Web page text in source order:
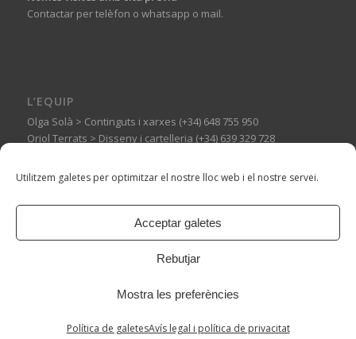
Utilitzem galetes per optimitzar el nostre lloc web i el nostre servei.
Acceptar galetes
Rebutjar
Mostra les preferències
Política de galetesAvís legal i política de privacitat
Contactar per telèfon o whatsapp o mail.
L’EQUIP
Olga Solà > Continguts i xarxes (+34) 648 755 950
Oriol Terrats > Disseny i cartelleria (+34) 639 329 728